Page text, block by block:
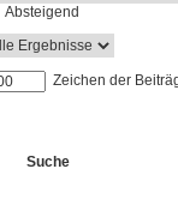
Absteigend
Zeichen der